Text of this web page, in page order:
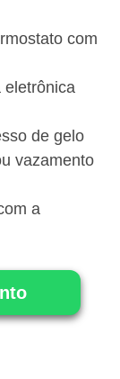
com
eletrônica
de gelo
vazamento
a